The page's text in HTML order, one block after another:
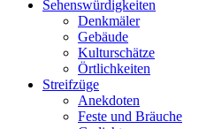
Sehenswürdigkeiten
Denkmäler
Gebäude
Kulturschätze
Örtlichkeiten
Streifzüge
Anekdoten
Feste und Bräuche